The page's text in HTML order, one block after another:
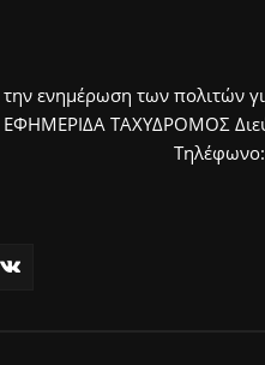
ενημέρωση των πολιτών
ΕΦΗΜΕΡΙΔΑ ΤΑΧΥΔΡΟΜΟΣ